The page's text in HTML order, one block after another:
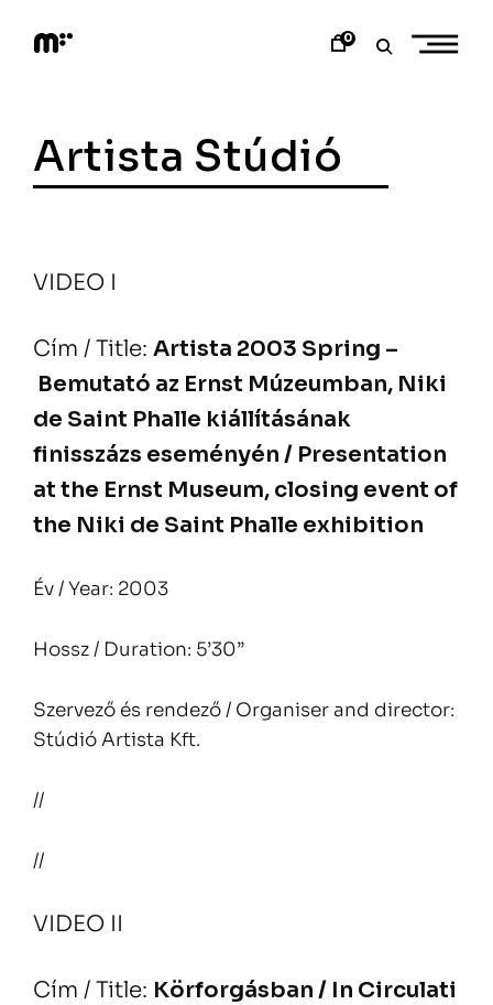
content
m
a
r
0
Artista Stúdió
VIDEO I
Cím / Title: Artista 2003 Spring –
Bemutató az Ernst Múzeumban, Niki
de Saint Phalle kiállításának
finisszázs eseményén / Presentation
at the Ernst Museum, closing event of
the Niki de Saint Phalle exhibition
Év / Year: 2003
Hossz / Duration: 5’30”
Szervező és rendező / Organiser and director:
Stúdió Artista Kft.
//
//
VIDEO II
Cím / Title: Körforgásban / In Circulati